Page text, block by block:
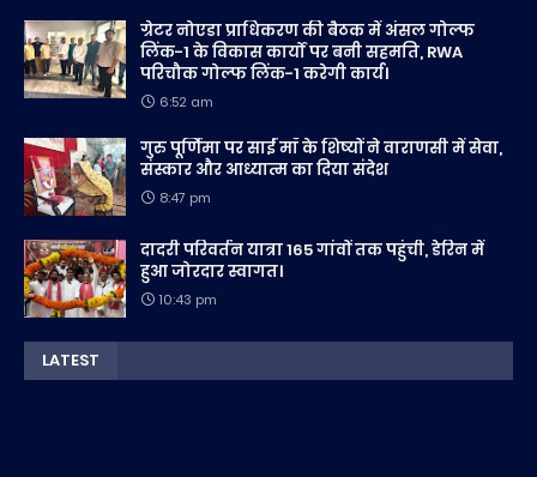
ग्रेटर नोएडा प्राधिकरण की बैठक में अंसल गोल्फ
लिंक-1 के विकास कार्यों पर बनी सहमति, RWA
परिचौक गोल्फ लिंक-1 करेगी कार्य।
6:52 am
गुरु पूर्णिमा पर साईं माँ के शिष्यों ने वाराणसी में सेवा,
संस्कार और आध्यात्म का दिया संदेश
8:47 pm
दादरी परिवर्तन यात्रा 165 गांवों तक पहुंची, डेरिन में
हुआ जोरदार स्वागत।
10:43 pm
LATEST